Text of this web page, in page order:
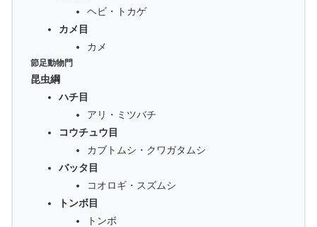
ヘビ・トカゲ
カメ目
カメ
節足動物門
昆虫綱
ハチ目
アリ・ミツバチ
コウチュウ目
カブトムシ・クワガタムシ
バッタ目
コオロギ・スズムシ
トンボ目
トンボ